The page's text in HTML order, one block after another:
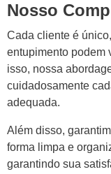
Nosso
Cada cliente é
entupimento podem
isso, nossa
cuidadosamente
adequada.
Além disso,
forma limpa e
garantindo sua